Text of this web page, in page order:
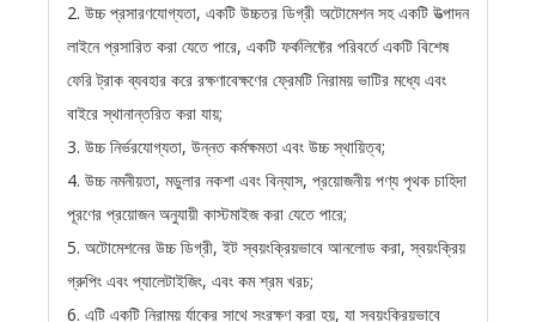
2. উচ্চ প্রসারণযোগ্যতা, একটি উচ্চতর ডিগ্রী অটোমেশন সহ একটি উত্পাদন
লাইনে প্রসারিত করা যেতে পারে, একটি ফর্কলিফ্টের পরিবর্তে একটি বিশেষ
ফেরি ট্রাক ব্যবহার করে রক্ষণাবেক্ষণের ফ্রেমটি নিরাময় ভাটির মধ্যে এবং
বাইরে স্থানান্তরিত করা যায়;
3. উচ্চ নির্ভরযোগ্যতা, উন্নত কর্মক্ষমতা এবং উচ্চ স্থায়িত্ব;
4. উচ্চ নমনীয়তা, মডুলার নকশা এবং বিন্যাস, প্রয়োজনীয় পণ্য পৃথক চাহিদা
পূরণের প্রয়োজন অনুযায়ী কাস্টমাইজ করা যেতে পারে;
5. অটোমেশনের উচ্চ ডিগ্রী, ইট স্বয়ংক্রিয়ভাবে আনলোড করা, স্বয়ংক্রিয়
গ্রুপিং এবং প্যালেটাইজিং, এবং কম শ্রম খরচ;
6. এটি একটি নিরাময় র্যাকের সাথে সংরক্ষণ করা হয়, যা স্বয়ংক্রিয়ভাবে